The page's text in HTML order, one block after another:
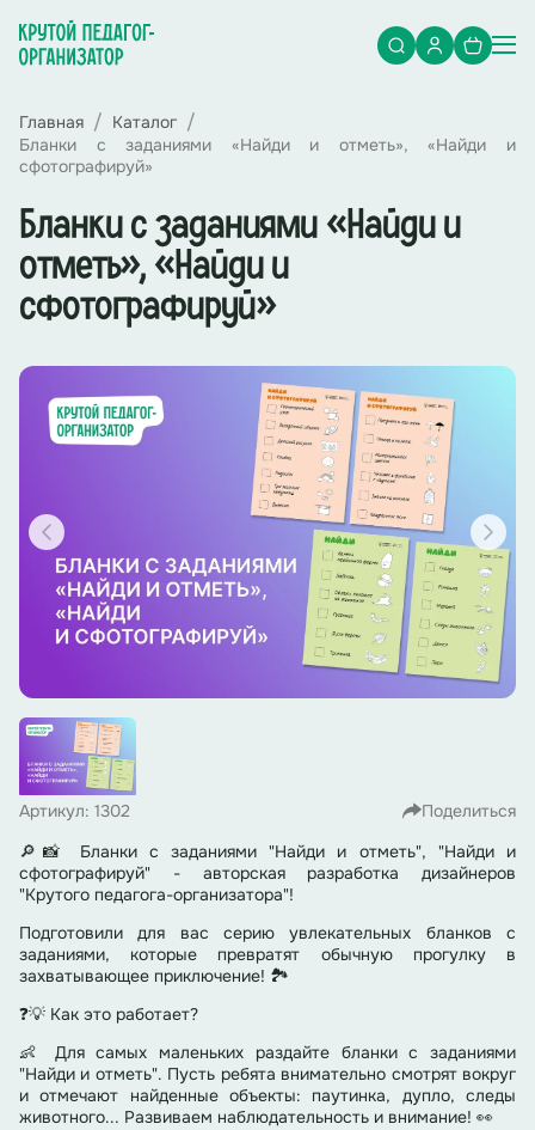
Главная
Каталог
Бланки с заданиями «Найди и отметь», «Найди и
сфотографируй»
Бланки с заданиями «Найди и
отметь», «Найди и
сфотографируй»
Артикул: 1302
Поделиться
🔎📸 Бланки с заданиями "Найди и отметь", "Найди и
сфотографируй" - авторская разработка дизайнеров
"Крутого педагога-организатора"!
Подготовили для вас серию увлекательных бланков с
заданиями, которые превратят обычную прогулку в
захватывающее приключение! 🏞
❓💡 Как это работает?
👶 Для самых маленьких раздайте бланки с заданиями
"Найди и отметь". Пусть ребята внимательно смотрят вокруг
и отмечают найденные объекты: паутинка, дупло, следы
животного... Развиваем наблюдательность и внимание! 👀